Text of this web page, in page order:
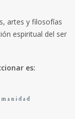
artes y filosofías
espiritual del ser
es: